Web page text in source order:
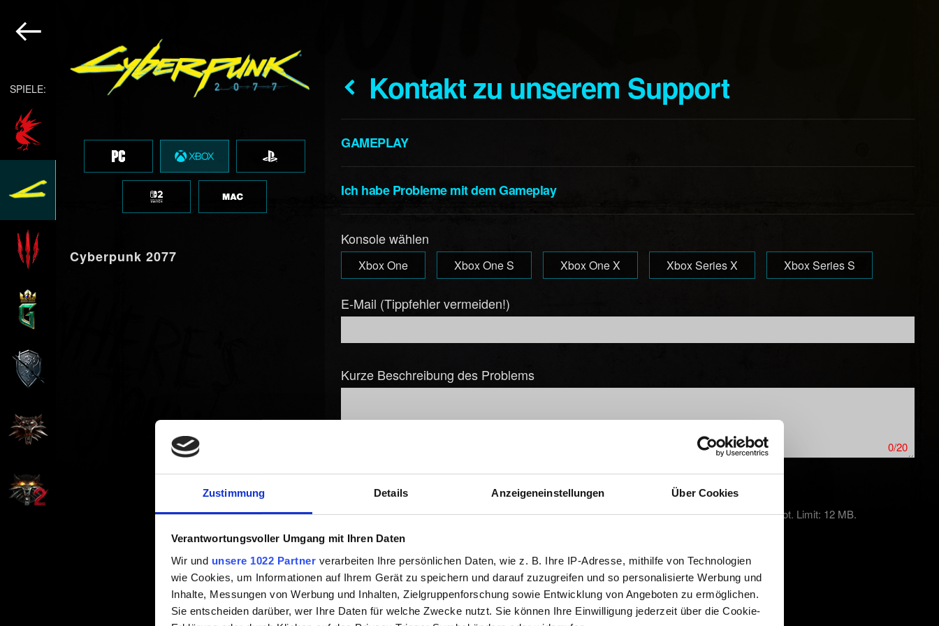
Zustimmung Details Anzeigeneinstellungen Über Cookies
Verantwortungsvoller Umgang mit Ihren Daten
Wir und unsere 1022 Partner verarbeiten Ihre persönlichen Daten, wie z. B. Ihre IP-Adresse, mithilfe von Technologien
wie Cookies, um Informationen auf Ihrem Gerät zu speichern und darauf zuzugreifen und so personalisierte Werbung und
Inhalte, Messungen von Werbung und Inhalten, Zielgruppenforschung sowie Entwicklung von Angeboten zu ermöglichen.
Sie entscheiden darüber, wer Ihre Daten für welche Zwecke nutzt. Sie können Ihre Einwilligung jederzeit über die Cookie-
SPIELE:
Cyberpunk 2077
Kontakt zu unserem Support
GAMEPLAY
Ich habe Probleme mit dem Gameplay
Konsole wählen
Xbox One Xbox One S Xbox One X Xbox Series X Xbox Series S
E-Mail (Tippfehler vermeiden!)
Kurze Beschreibung des Problems
0/20
Datei hinzufügen
Du kannst deinem Bericht eine Datei anhängen, z.B. bei Grafikproblemen auf PC einen Screenshot. Limit: 12 MB.
Durchsuchen